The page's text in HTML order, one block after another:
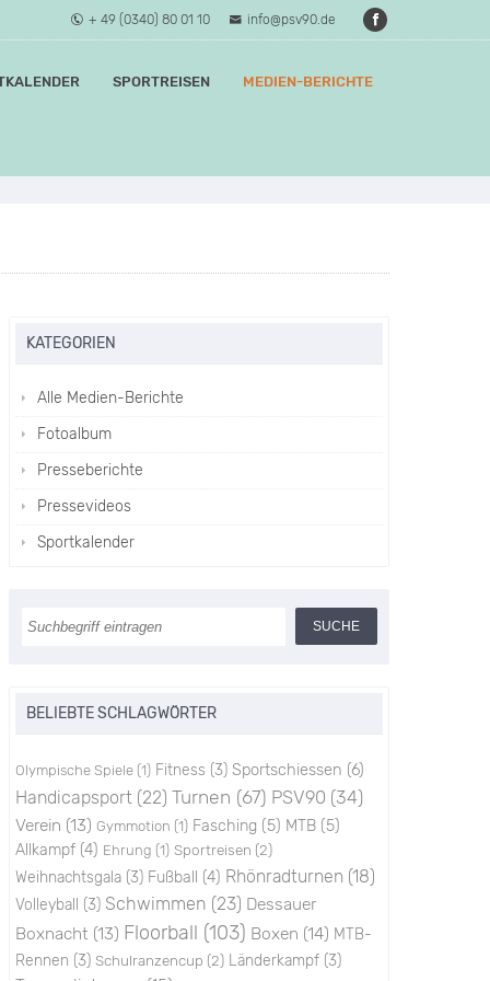
+ 49 (0340) 80 01 10 info@psv90.de
SPORTREISEN MEDIEN-BERICHTE
KATEGORIEN
Alle Medien-Berichte
Fotoalbum
Presseberichte
Pressevideos
Sportkalender
BELIEBTE SCHLAGWÖRTER
Olympische Spiele (1) Fitness (3) Sportschiessen (6)
Handicapsport (22) Turnen (67) PSV90 (34)
Verein (13) Gymmotion (1) Fasching (5) MTB (5)
Allkampf (4) Ehrung (1) Sportreisen (2)
Weihnachtsgala (3) Fußball (4) Rhönradturnen (18)
Volleyball (3) Schwimmen (23) Dessauer
Boxnacht (13) Floorball (103) Boxen (14) MTB-
Rennen (3) Schulranzencup (2) Länderkampf (3)